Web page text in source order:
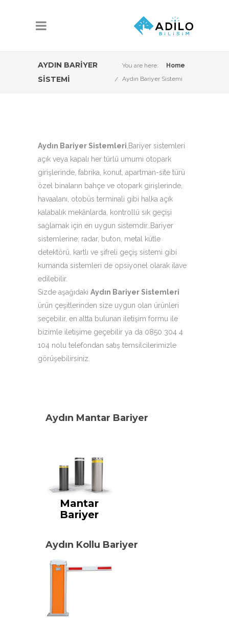
AYDIN BARIYER
SISTEMI
You are here:
Home
Aydın Bariyer Sistemi
Aydın Bariyer Sistemleri ,Bariyer sistemleri
açık veya kapalı her türlü umumi otopark
girişlerinde, fabrika, konut, apartman-site türü
özel binaların bahçe ve otopark girişlerinde,
havaalanı, otobüs terminali gibi halka açık
kalabalık mekânlarda, kontrollü sık geçişi
sağlamak için en uygun sistemdir..Bariyer
sistemlerine; radar, buton, metal kütle
detektörü, kartlı ve şifreli geçiş sistemi gibi
kumanda sistemleri de opsiyonel olarak ilave
edilebilir.
Sizde aşağıdaki Aydın Bariyer Sistemleri
ürün çeşitlerinden size uygun olan ürünleri
seçebilir, en altta bulunan iletişim formu ile
bizimle iletişime geçebilir ya da 0850 304 4
104 nolu telefondan satış temsilcilerimizle
görüşebilirsiniz.
Aydın Mantar Bariyer
Mantar
Bariyer
Aydın Kollu Bariyer